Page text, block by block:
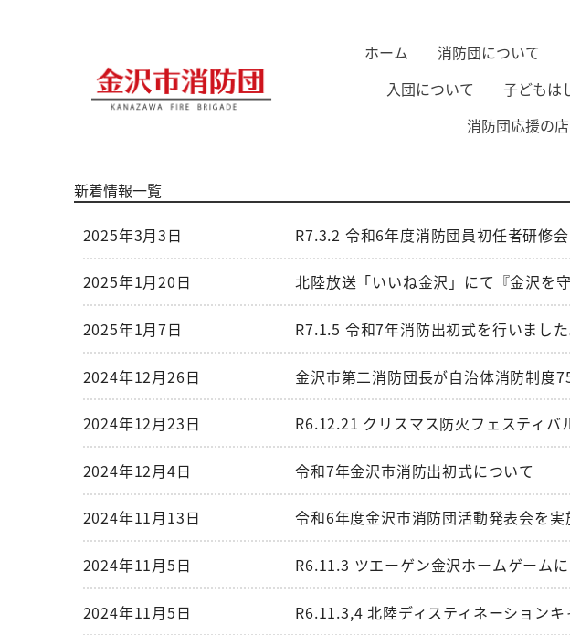
ホーム 消防団について
入団について
子どもは
消防団応援の店
新着情報一覧
2025年3月3日 R7.3.2 令和6年度消防団員初任者研修
2025年1月20日 北陸放送「いいね金沢」にて『金沢を
2025年1月7日 R7.1.5 令和7年消防出初式を行いました
2024年12月26日 金沢市第二消防団長が自治体消防制度
2024年12月23日 R6.12.21 クリスマス防火フェスティバ
2024年12月4日 令和7年金沢市消防出初式について
2024年11月13日 令和6年度金沢市消防団活動発表会を実
2024年11月5日 R6.11.3 ツエーゲン金沢ホームゲーム
2024年11月5日 R6.11.3,4 北陸ディスティネーション